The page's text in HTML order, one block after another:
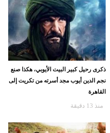
ذكرى رحيل كبير البيت الأيوبي، هكذا صنع
نجم الدين أيوب مجد أسرته من تكريت إلى
القاهرة
منذ 13 دقيقة